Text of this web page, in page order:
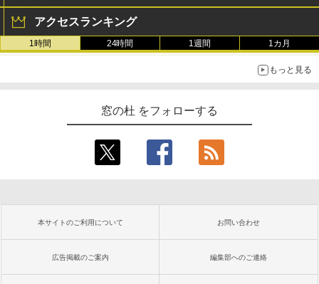
アクセスランキング
1時間 24時間 1週間 1カ月
もっと見る
窓の杜 をフォローする
本サイトのご利用について お問い合わせ
広告掲載のご案内 編集部へのご連絡